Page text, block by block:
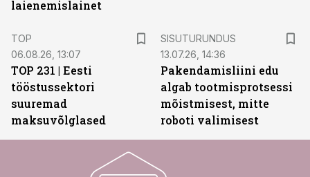
laienemislainet
TOP
06.08.26, 13:07
TOP 231 | Eesti
tööstussektori
suuremad
maksuvõlglased
SISUTURUNDUS
13.07.26, 14:36
Pakendamisliini edu
algab tootmisprotsessi
mõistmisest, mitte
roboti valimisest